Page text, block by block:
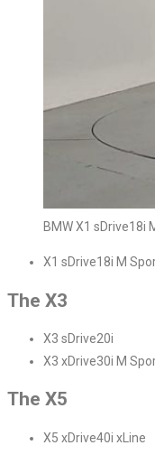
BMW X1 sDrive18i
X1 sDrive18i M
The X3
X3
X3 xDrive30i M
The X5
X5 xDrive40i